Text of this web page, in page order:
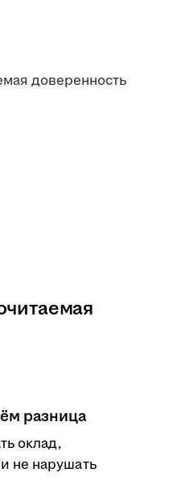
разница
оклад,
не нарушать